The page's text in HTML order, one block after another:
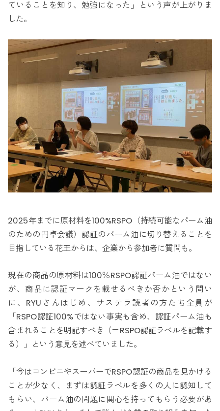
ていることを知り、勉強になった」という声が上がりま
した。
2025年までに原材料を100%RSPO（持続可能なパーム油
のための円卓会議）認証のパーム油に切り替えることを
目指している花王からは、企業から参加者に質問も。
現在の商品の原材料は100％RSPO認証パーム油ではない
が、商品に認証マークを載せるべきか否かという問い
に、RYUさんはじめ、サステラ読者の方たち全員が
「RSPO認証100%ではない事実も含め、認証パーム油も
含まれることを明記すべき（＝RSPO認証ラベルを記載す
る）」という意見を述べていました。
「今はコンビニやスーパーでRSPO認証の商品を見かける
ことが少なく、まずは認証ラベルを多くの人に認知して
もらい、パーム油の問題に関心を持ってもらう必要があ